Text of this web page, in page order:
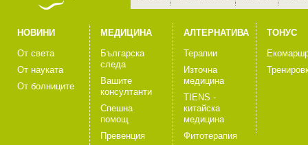
НОВИНИ
От света
От науката
От болниците
МЕДИЦИНА
Българска
следа
Вашите
консултанти
Спешна
помощ
Превенция
АЛТЕРНАТИВА
Терапии
Източна
медицина
TIENS -
китайска
медицина
Фитотерапия
ТОНУС